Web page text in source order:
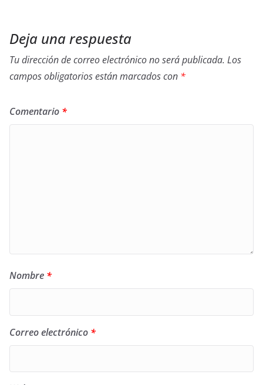
Deja una respuesta
Tu dirección de correo electrónico no será publicada. Los
campos obligatorios están marcados con *
Comentario *
Nombre *
Correo electrónico *